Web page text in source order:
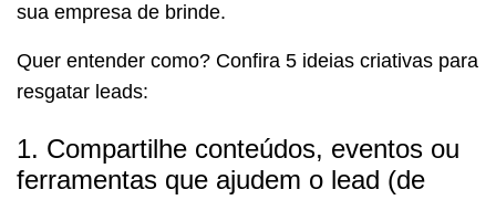
sua empresa de brinde.
Quer entender como? Confira 5 ideias criativas para
resgatar leads:
1. Compartilhe conteúdos, eventos ou
ferramentas que ajudem o lead (de